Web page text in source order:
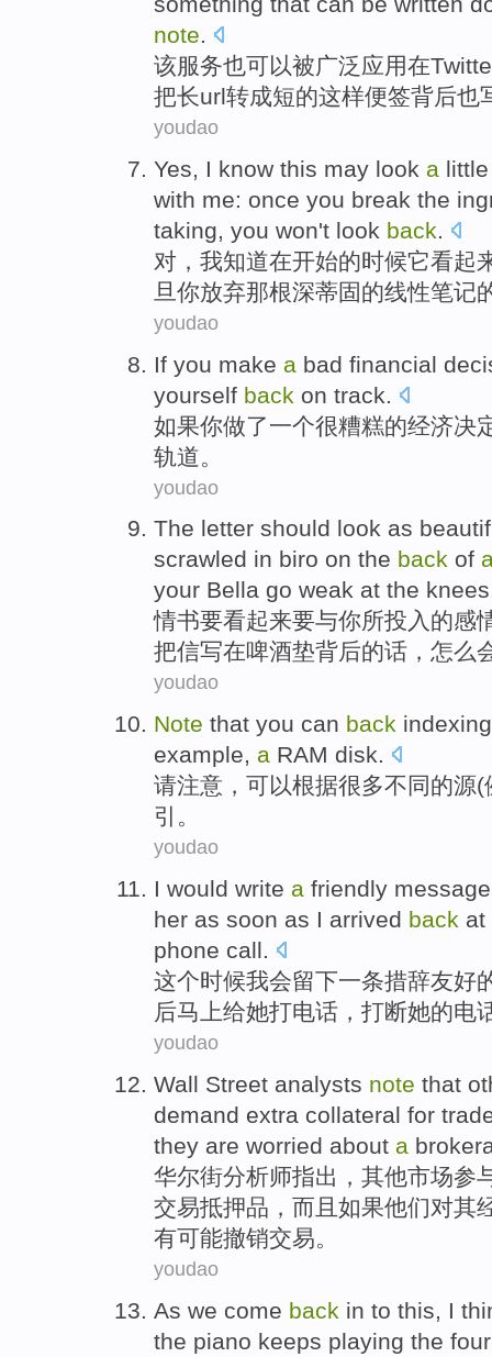
note.
该服务也可以被广泛应用在
把长url转成短的这样便签背后也
youdao
Yes, I know this may look a
with me: once you break the
taking, you won't look back.
对 ， 我知道在开始的时候它看起
旦 你放弃那根深蒂固的线性笔记
youdao
If you make a bad financial
yourself back on track
如果你做了一个很糟糕的经济决
轨道。
youdao
The letter should look as
scrawled in biro on the back of
your Bella go weak at the
情书要看起来要与你所投入的感
把信写在啤酒垫背后的话，怎么
youdao
Note that you can back indexing
example, a RAM disk.
请注意 ， 可以根据很多不同的源(
引 。
youdao
I would write a friendly
her as soon as I arrived back at
phone call.
这个时候我会留下一条措辞友好
后马上给她打电话 ， 打断她的电
youdao
Wall Street analysts note that
demand extra collateral for
they are worried about a
华尔街分析师指出 ， 其他市场参
交易抵押品 ，而且 如果他们对其
有可能撤销交易。
youdao
As we come back in to this I
the piano keeps playing the